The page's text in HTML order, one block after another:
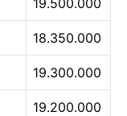
18.350.000
19.300.000
19.200.000